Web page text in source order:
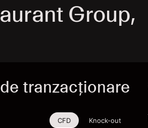
Group,
tranzacționare
CFD Knock-out